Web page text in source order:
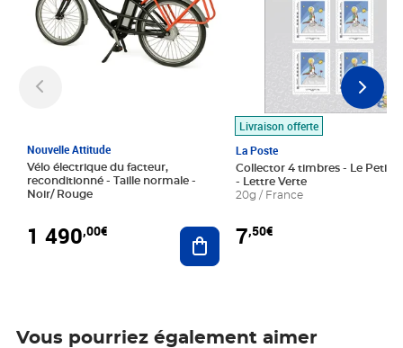
Nouvelle Attitude
Vélo électrique du facteur,
reconditionné - Taille normale -
Noir/ Rouge
1 490,00€ Ajouter au panier
Livraison offerte
La Poste
Collector 4 timbres - Le Petit
- Lettre Verte
20g / France
7,50€
Vous pourriez également aimer